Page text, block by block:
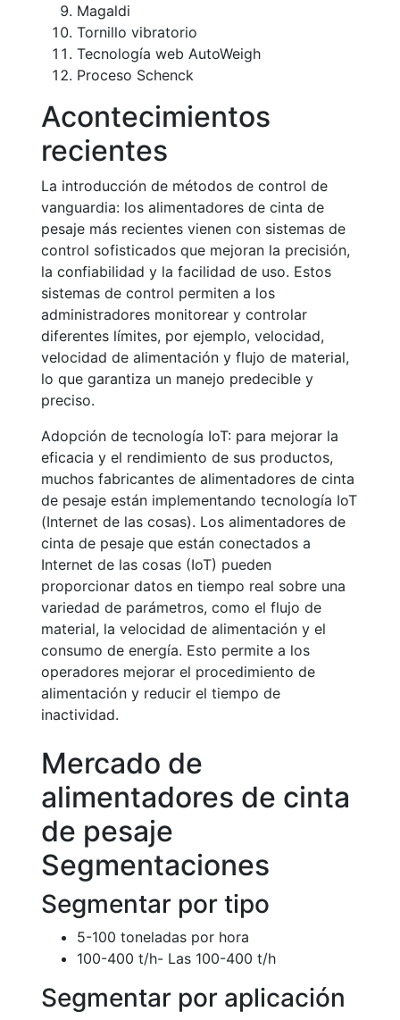
Magaldi
Tornillo vibratorio
Tecnología web AutoWeigh
Proceso Schenck
Acontecimientos
recientes
La introducción de métodos de control de
vanguardia: los alimentadores de cinta de
pesaje más recientes vienen con sistemas de
control sofisticados que mejoran la precisión,
la confiabilidad y la facilidad de uso. Estos
sistemas de control permiten a los
administradores monitorear y controlar
diferentes límites, por ejemplo, velocidad,
velocidad de alimentación y flujo de material,
lo que garantiza un manejo predecible y
preciso.
Adopción de tecnología IoT: para mejorar la
eficacia y el rendimiento de sus productos,
muchos fabricantes de alimentadores de cinta
de pesaje están implementando tecnología IoT
(Internet de las cosas). Los alimentadores de
cinta de pesaje que están conectados a
Internet de las cosas (IoT) pueden
proporcionar datos en tiempo real sobre una
variedad de parámetros, como el flujo de
material, la velocidad de alimentación y el
consumo de energía. Esto permite a los
operadores mejorar el procedimiento de
alimentación y reducir el tiempo de
inactividad.
Mercado de
alimentadores de cinta
de pesaje
Segmentaciones
Segmentar por tipo
5-100 toneladas por hora
100-400 t/h- Las 100-400 t/h
Segmentar por aplicación